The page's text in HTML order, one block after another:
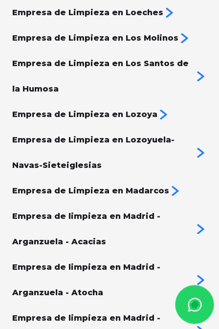
Empresa de Limpieza en Loeches
Empresa de Limpieza en Los Molinos
Empresa de Limpieza en Los Santos de
la Humosa
Empresa de Limpieza en Lozoya
Empresa de Limpieza en Lozoyuela-
Navas-Sieteiglesias
Empresa de Limpieza en Madarcos
Empresa de limpieza en Madrid -
Arganzuela - Acacias
Empresa de limpieza en Madrid -
Arganzuela - Atocha
Empresa de limpieza en Madrid -